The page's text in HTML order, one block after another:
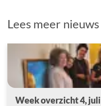
Lees meer nieuws
Week overzicht 4,